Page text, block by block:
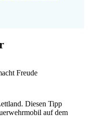
Diesen Tipp
auf dem